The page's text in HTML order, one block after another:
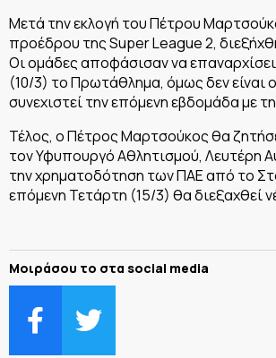
Μετά την εκλογή του Πέτρου
προέδρου της Super League 2,
Οι ομάδες αποφάσισαν να
(10/3) το Πρωτάθλημα, όμως δεν είναι
συνεχιστεί την επόμενη εβδομάδα με
Τέλος, ο Πέτρος Μαρτσούκος θα
τον Υφυπουργό Αθλητισμού, Λευτέρη
την χρηματοδότηση των ΠΑΕ από το
επόμενη Τετάρτη (15/3) θα διεξαχθεί
Μοιράσου το στα social media